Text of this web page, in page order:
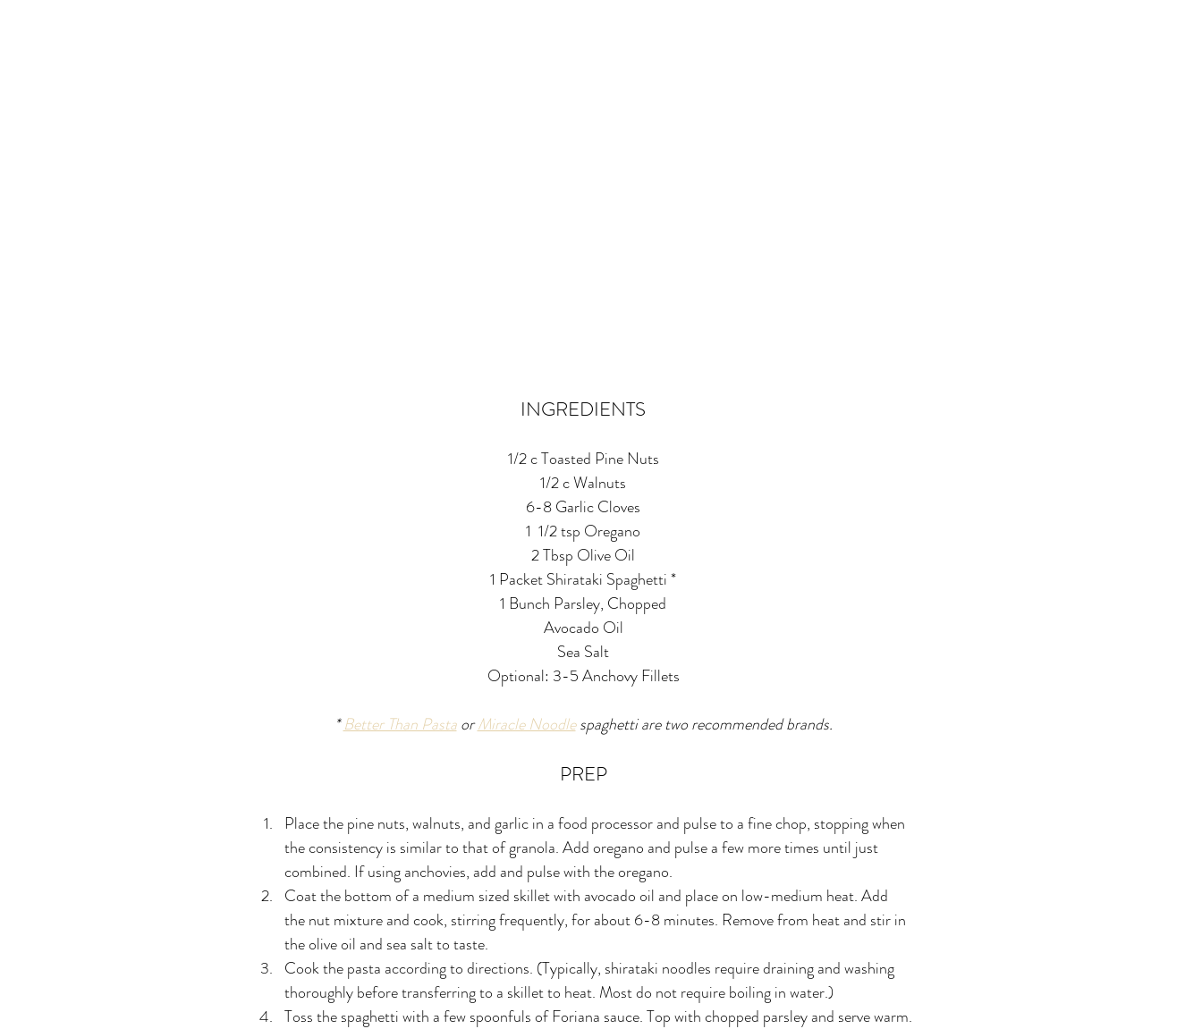
INGREDIENTS
1/2 c Toasted Pine Nuts
1/2 c Walnuts
6-8 Garlic Cloves
1  1/2 tsp Oregano
2 Tbsp Olive Oil
1 Packet Shirataki Spaghetti *
1 Bunch Parsley, Chopped
Avocado Oil
Sea Salt
Optional: 3-5 Anchovy Fillets
* Better Than Pasta or Miracle Noodle spaghetti are two recommended brands.
PREP
Place the pine nuts, walnuts, and garlic in a food processor and pulse to a fine chop, stopping when
the consistency is similar to that of granola. Add oregano and pulse a few more times until just
combined. If using anchovies, add and pulse with the oregano.
Coat the bottom of a medium sized skillet with avocado oil and place on low-medium heat. Add
the nut mixture and cook, stirring frequently, for about 6-8 minutes. Remove from heat and stir in
the olive oil and sea salt to taste.
Cook the pasta according to directions. (Typically, shirataki noodles require draining and washing
thoroughly before transferring to a skillet to heat. Most do not require boiling in water.)
Toss the spaghetti with a few spoonfuls of Foriana sauce. Top with chopped parsley and serve warm.